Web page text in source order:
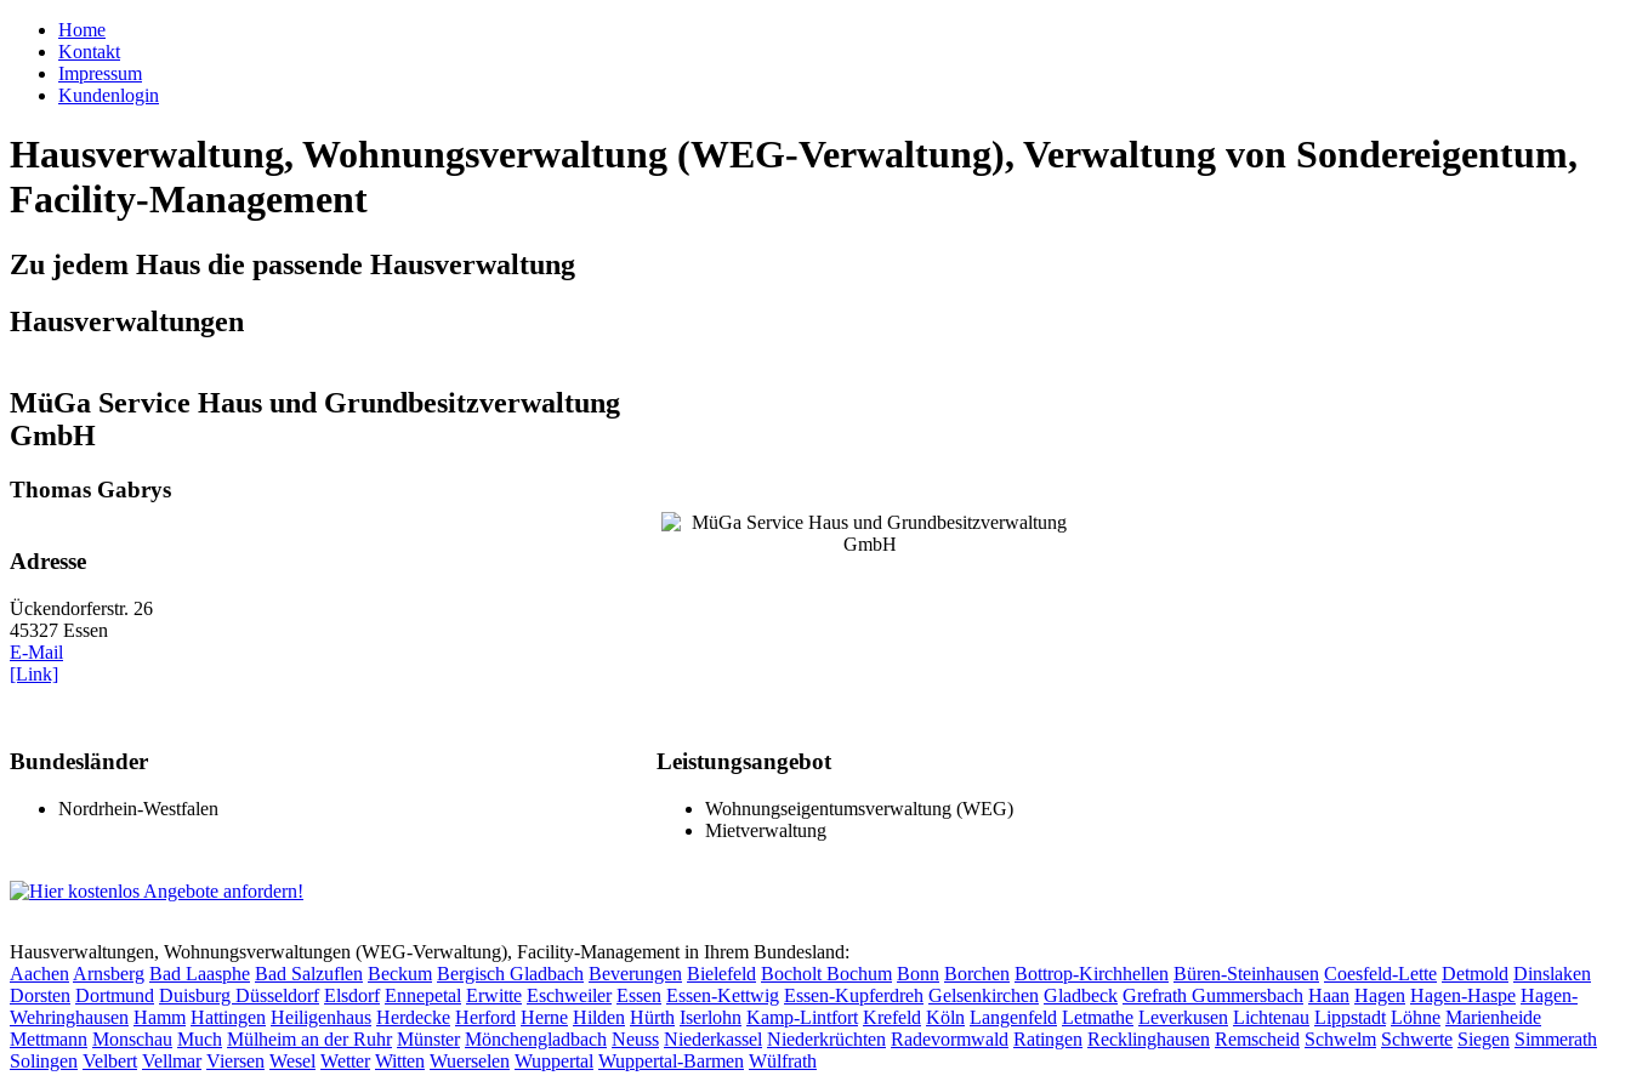
Home
Kontakt
Impressum
Kundenlogin
Hausverwaltung, Wohnungsverwaltung (WEG-Verwaltung), Verwaltung von Sondereigentum,
Facility-Management
Zu jedem Haus die passende Hausverwaltung
Hausverwaltungen
MüGa Service Haus und Grundbesitzverwaltung
GmbH
Thomas Gabrys
Adresse
Ückendorferstr. 26
45327 Essen
E-Mail
[Link]
Bundesländer
Nordrhein-Westfalen
Leistungsangebot
Wohnungseigentumsverwaltung (WEG)
Mietverwaltung
Hausverwaltungen, Wohnungsverwaltungen (WEG-Verwaltung), Facility-Management in Ihrem Bundesland:
Aachen Arnsberg Bad Laasphe Bad Salzuflen Beckum Bergisch Gladbach Beverungen Bielefeld Bocholt Bochum Bonn Borchen Bottrop-Kirchhellen Büren-Steinhausen Coesfeld-Lette Detmold Dinslaken
Dorsten Dortmund Duisburg Düsseldorf Elsdorf Ennepetal Erwitte Eschweiler Essen Essen-Kettwig Essen-Kupferdreh Gelsenkirchen Gladbeck Grefrath Gummersbach Haan Hagen Hagen-Haspe Hagen-
Wehringhausen Hamm Hattingen Heiligenhaus Herdecke Herford Herne Hilden Hürth Iserlohn Kamp-Lintfort Krefeld Köln Langenfeld Letmathe Leverkusen Lichtenau Lippstadt Löhne Marienheide
Mettmann Monschau Much Mülheim an der Ruhr Münster Mönchengladbach Neuss Niederkassel Niederkrüchten Radevormwald Ratingen Recklinghausen Remscheid Schwelm Schwerte Siegen Simmerath
Solingen Velbert Vellmar Viersen Wesel Wetter Witten Wuerselen Wuppertal Wuppertal-Barmen Wülfrath